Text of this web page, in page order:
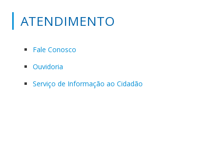
ATENDIMENTO
Fale Conosco
Ouvidoria
Serviço de Informação ao Cidadão